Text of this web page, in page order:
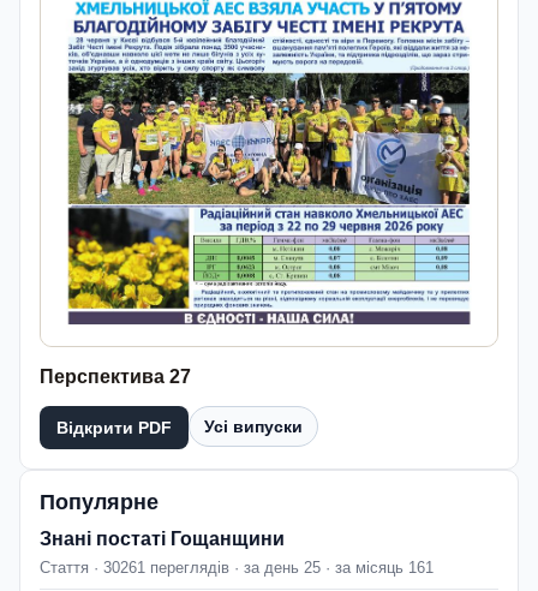
Перспектива 27
Відкрити PDF Усі випуски
Популярне
Знані постаті Гощанщини
Стаття · 30261 переглядів · за день 25 · за місяць 161